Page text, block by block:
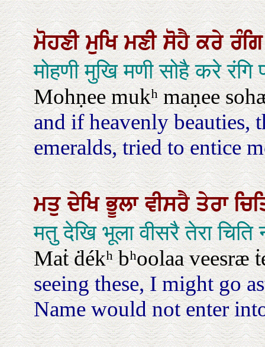
ਮੋਹਣੀਮੁਖਿਮਣੀਸੋਹੈਕਰੇ
मोहणी मुखि मणी सोहै करे
Mohṇee mukʰ maṇee
and if heavenly beauties,
emeralds, tried to entice
ਮਤੁਦੇਖਿਭੂਲਾਵੀਸਰੈਤੇਰਾ
मतु देखि भूला वीसरै तेरा
Maṫ ḋékʰ bʰoolaa veesræ
seeing these, I might go
Name would not enter